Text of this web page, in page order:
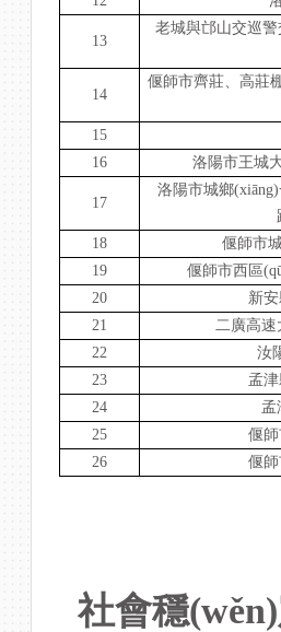
13
老城與邙山交巡
14
偃師市齊莊、
15
16
洛陽市王城
17
洛陽市城鄉
18
偃師市
19
偃師市西區
20
新
21
二廣高速
22
汝
23
孟
24
孟
25
偃
26
偃
社會穩